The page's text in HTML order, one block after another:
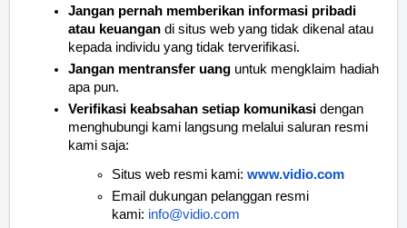
Jangan pernah memberikan informasi pribadi
atau keuangan di situs web yang tidak dikenal atau
kepada individu yang tidak terverifikasi.
Jangan mentransfer uang untuk mengklaim hadiah
apa pun.
Verifikasi keabsahan setiap komunikasi dengan
menghubungi kami langsung melalui saluran resmi
kami saja:
Situs web resmi kami: www.vidio.com
Email dukungan pelanggan resmi
kami: info@vidio.com